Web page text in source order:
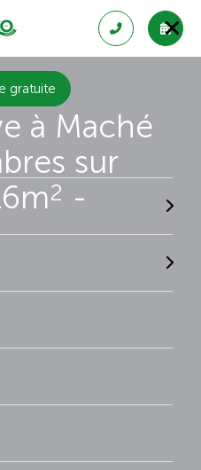
gratuite
à Maché
sur
2 -